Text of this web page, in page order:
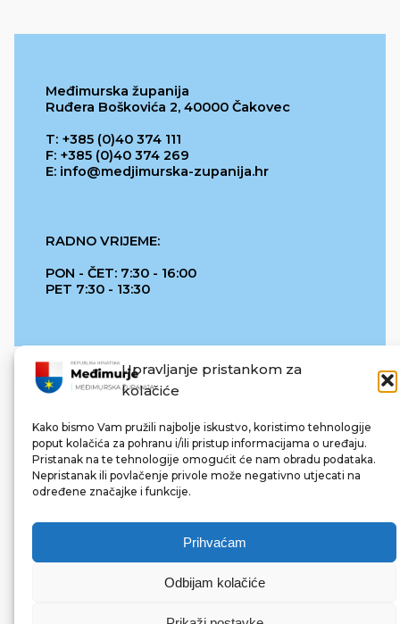
Upravljanje pristankom za
kolačiće
Kako bismo Vam pružili najbolje iskustvo, koristimo tehnologije
poput kolačića za pohranu i/ili pristup informacijama o uređaju.
Pristanak na te tehnologije omogućit će nam obradu podataka.
Nepristanak ili povlačenje privole može negativno utjecati na
određene značajke i funkcije.
Prihvaćam
Odbijam kolačiće
Međimurska županija
Ruđera Boškovića 2, 40000 Čakovec
T: +385 (0)40 374 111
F: +385 (0)40 374 269
E: info@medjimurska-zupanija.hr
RADNO VRIJEME:
PON - ČET: 7:30 - 16:00
PET 7:30 - 13:30
REPUBLIKA HRVATSKA
© 2022 Međimurska županija. Sva prava pridržana.